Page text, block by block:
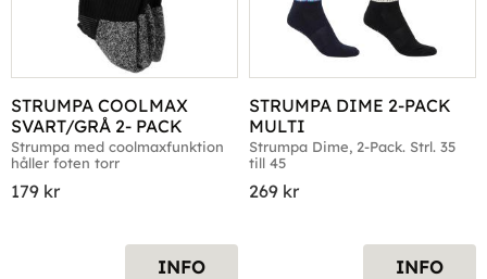
STRUMPA COOLMAX
SVART/GRÅ 2- PACK
Strumpa med coolmaxfunktion
håller foten torr
179 kr
INFO
STRUMPA DIME 2-PACK
MULTI
Strumpa Dime, 2-Pack. Strl. 35
till 45
269 kr
INFO